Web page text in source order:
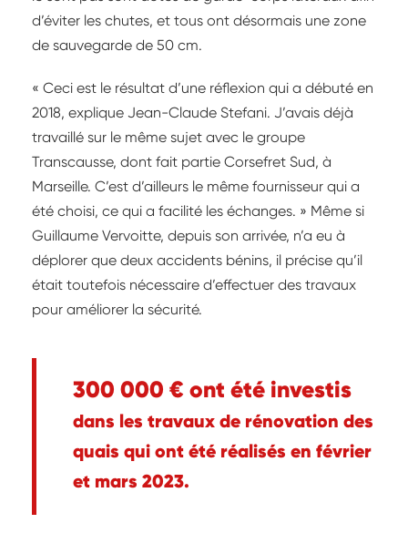
d’éviter les chutes, et tous ont désormais une zone
de sauvegarde de 50 cm.
« Ceci est le résultat d’une réflexion qui a débuté en
2018, explique Jean-Claude Stefani. J’avais déjà
travaillé sur le même sujet avec le groupe
Transcausse, dont fait partie Corsefret Sud, à
Marseille. C’est d’ailleurs le même fournisseur qui a
été choisi, ce qui a facilité les échanges. » Même si
Guillaume Vervoitte, depuis son arrivée, n’a eu à
déplorer que deux accidents bénins, il précise qu’il
était toutefois nécessaire d’effectuer des travaux
pour améliorer la sécurité.
300 000 € ont été investis
dans les travaux de rénovation des
quais qui ont été réalisés en février
et mars 2023.